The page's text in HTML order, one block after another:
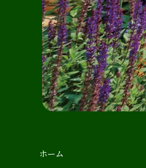
ホーム